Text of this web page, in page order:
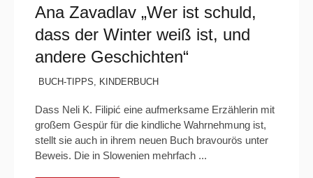
Ana Zavadlav „Wer ist schuld,
dass der Winter weiß ist, und
andere Geschichten“
BUCH-TIPPS, KINDERBUCH
Dass Neli K. Filipić eine aufmerksame Erzählerin mit
großem Gespür für die kindliche Wahrnehmung ist,
stellt sie auch in ihrem neuen Buch bravourös unter
Beweis. Die in Slowenien mehrfach ...